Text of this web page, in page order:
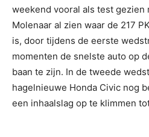
weekend vooral als test gezien
Molenaar al zien waar de 217
is, door tijdens de eerste
momenten de snelste auto op
baan te zijn. In de tweede
hagelnieuwe Honda Civic nog
een inhaalslag op te klimmen